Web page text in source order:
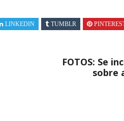
LINKEDIN TUMBLR
FOTOS: Se
sobre